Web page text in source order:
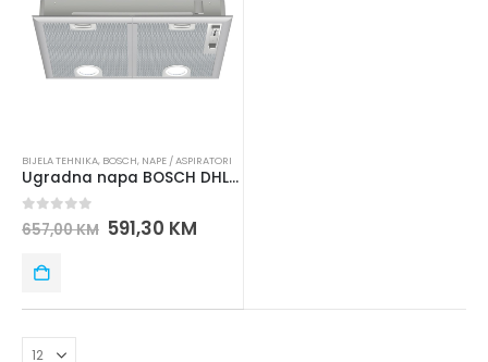
BIJELA TEHNIKA, BOSCH, NAPE / ASPIRATORI
Ugradna napa BOSCH DHL555BL
out of 5
657,00KM 591,30 KM